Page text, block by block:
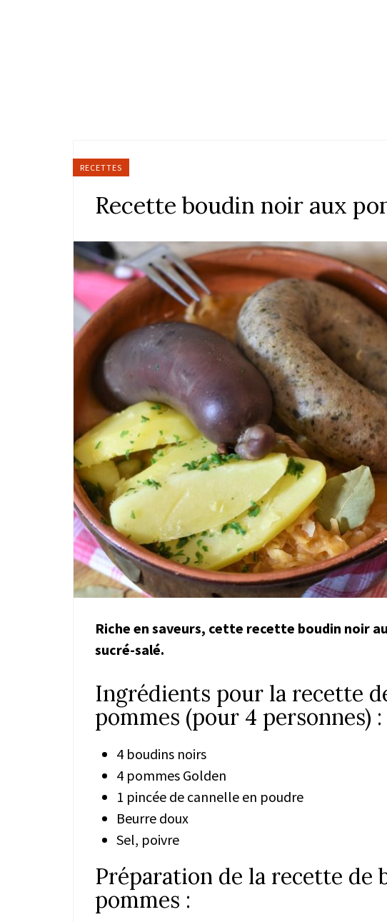
RECETTES
Recette boudin noir aux
Riche en saveurs, cette recette boudin noir
sucré-salé.
Ingrédients pour la recette
pommes (pour 4 personnes) :
4 boudins noirs
4 pommes Golden
1 pincée de cannelle en poudre
Beurre doux
Sel, poivre
Préparation de la recette de
pommes :